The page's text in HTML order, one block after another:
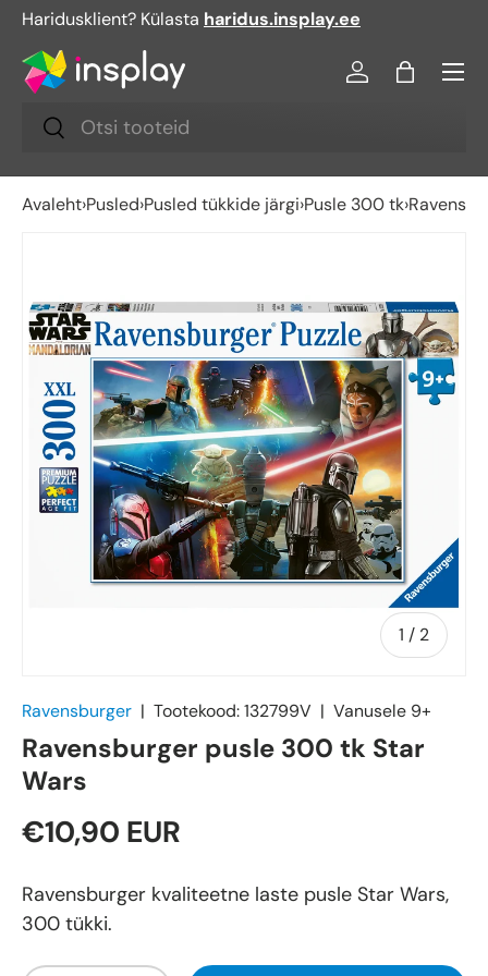
Haridusklient? Külasta haridus.insplay.ee
Otsi
Otsi
Logi sisse
Kott
Avaleht›Pusled›Pusled tükkide järgi›Pusle 300 tk›
1 / of
2
Ravensburger | Tootekood:132799V | Vanusele 9+
Ravensburger pusle 300 tk Star
Wars
€10,90 EUR
Ravensburger kvaliteetne laste pusle Star Wars,
300 tükki.